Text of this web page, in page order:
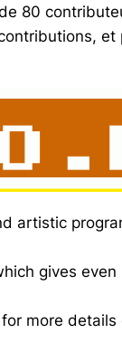
80
artistic
gives
more details